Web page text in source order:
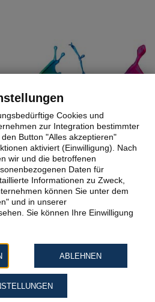
in Aschaffenburg
Cookies und
zur Integration bestimmter
Button "Alles akzeptieren"
aktiviert (Einwilligung). Nach
wir und die betroffenen
Daten für
Informationen zu Zweck,
können Sie unter dem
und in unserer
Sie können Ihre Einwilligung
ABLEHNEN